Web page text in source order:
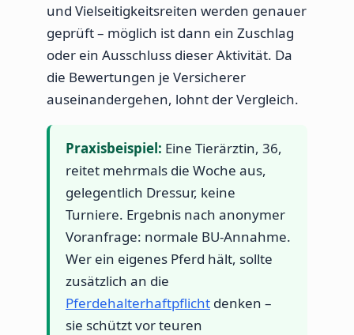
und Vielseitigkeitsreiten werden genauer
geprüft – möglich ist dann ein Zuschlag
oder ein Ausschluss dieser Aktivität. Da
die Bewertungen je Versicherer
auseinandergehen, lohnt der Vergleich.
Praxisbeispiel: Eine Tierärztin, 36,
reitet mehrmals die Woche aus,
gelegentlich Dressur, keine
Turniere. Ergebnis nach anonymer
Voranfrage: normale BU-Annahme.
Wer ein eigenes Pferd hält, sollte
zusätzlich an die
Pferdehalterhaftpflicht denken –
sie schützt vor teuren